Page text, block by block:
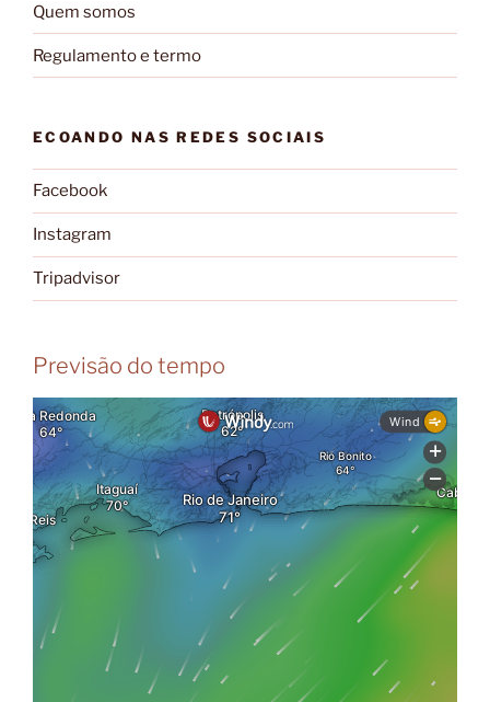
Quem somos
Regulamento e termo
ECOANDO NAS REDES SOCIAIS
Facebook
Instagram
Tripadvisor
Previsão do tempo